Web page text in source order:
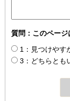
質問：このページ
1：見つけやす
3：どちらとも